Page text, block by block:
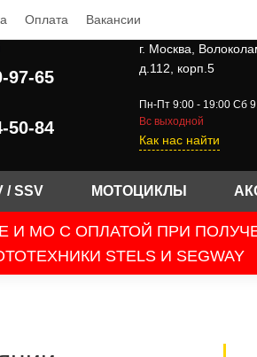
Оплата Вакансии
97-65
50-84
г. Москва,
д.112, корп.5
Пн-Пт 9:00 - 19:00 Сб
Вс выходной
Как нас найти
/ SSV МОТОЦИКЛЫ
И МО С ОПЛАТОЙ ПРИ
STELS И SEGWAY